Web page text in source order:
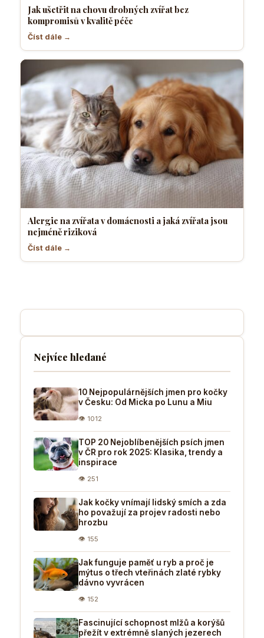
Jak ušetřit na chovu drobných zvířat bez
kompromisů v kvalitě péče
Číst dále →
Alergie na zvířata v domácnosti a jaká zvířata jsou
nejméně riziková
Číst dále →
Nejvíce hledané
10 Nejpopulárnějších jmen pro kočky
v Česku: Od Micka po Lunu a Miu
👁 1012
TOP 20 Nejoblíbenějších psích jmen
v ČR pro rok 2025: Klasika, trendy a
inspirace
👁 251
Jak kočky vnímají lidský smích a zda
ho považují za projev radosti nebo
hrozbu
👁 155
Jak funguje paměť u ryb a proč je
mýtus o třech vteřinách zlaté rybky
dávno vyvrácen
👁 152
Fascinující schopnost mlžů a korýšů
přežít v extrémně slaných jezerech